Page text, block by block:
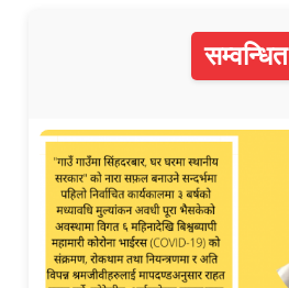
सम्वन्धित